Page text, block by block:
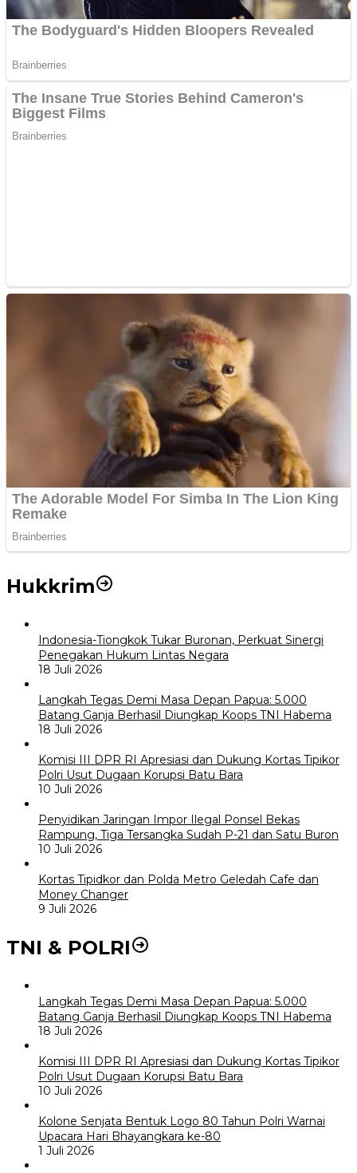
Hukkrim
Indonesia-Tiongkok Tukar Buronan, Perkuat Sinergi
Penegakan Hukum Lintas Negara
18 Juli 2026
Langkah Tegas Demi Masa Depan Papua: 5.000
Batang Ganja Berhasil Diungkap Koops TNI Habema
18 Juli 2026
Komisi III DPR RI Apresiasi dan Dukung Kortas Tipikor
Polri Usut Dugaan Korupsi Batu Bara
10 Juli 2026
Penyidikan Jaringan Impor Ilegal Ponsel Bekas
Rampung, Tiga Tersangka Sudah P-21 dan Satu Buron
10 Juli 2026
Kortas Tipidkor dan Polda Metro Geledah Cafe dan
Money Changer
9 Juli 2026
TNI & POLRI
Langkah Tegas Demi Masa Depan Papua: 5.000
Batang Ganja Berhasil Diungkap Koops TNI Habema
18 Juli 2026
Komisi III DPR RI Apresiasi dan Dukung Kortas Tipikor
Polri Usut Dugaan Korupsi Batu Bara
10 Juli 2026
Kolone Senjata Bentuk Logo 80 Tahun Polri Warnai
Upacara Hari Bhayangkara ke-80
1 Juli 2026